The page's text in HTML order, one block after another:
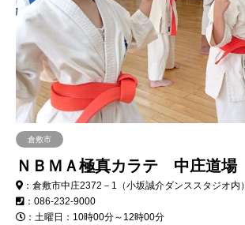
倉敷市
ＮＢＭＡ極真カラテ 中庄道場
：倉敷市中庄2372－1（小坂誠介ダンススタジオ内）
：086-232-9000
：土曜日：10時00分～12時00分